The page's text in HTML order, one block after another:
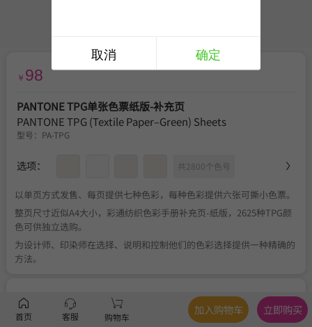
￥ 98
PANTONE TPG单张色票纸版-补充页
PANTONE TPG (Textile Paper–Green) Sheets
型号： PA-TPG
选项： 共2800个色号
以单页方式发售、每页提供七种色彩，每种色彩提供六张可撕小色票。
整页尺寸近似A4大小，彩通纺织色彩手册补充页-纸版，2625种TPG颜
色可供独立选购。
为设计师、印染师在选择、说明和控制他们的色彩选择提供一种精确的
方法。
服务 官方正品 关于税费 、不可退换
首页 客服 购物车
加入购物车 立即购买
取消 确定